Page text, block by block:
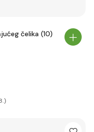
čelika (10)